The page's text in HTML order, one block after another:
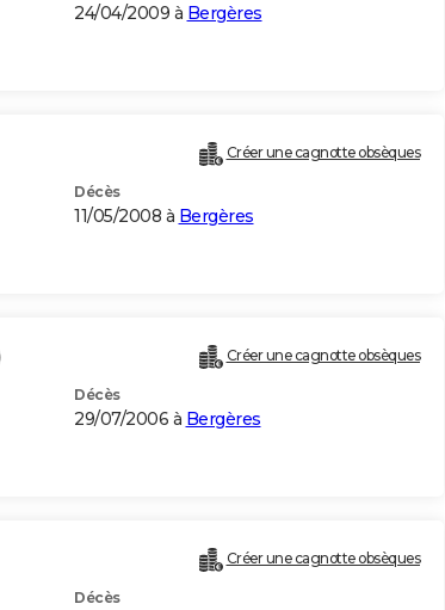
24/04/2009 à Bergères
Créer une cagnotte obsèques
Décès
11/05/2008 à Bergères
Créer une cagnotte obsèques
Décès
29/07/2006 à Bergères
Créer une cagnotte obsèques
Décès